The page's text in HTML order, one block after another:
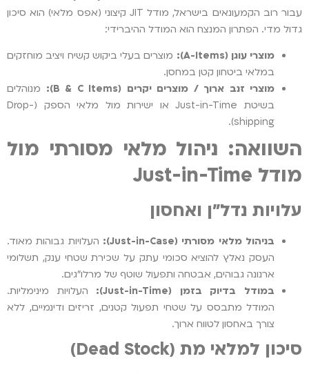
עבור רוב הקמעונאים בישראל, מודל JIT קיצוני (אפס מלאי) הוא סיכון
גדול מדי. הפתרון המנצח הוא המודל ההיברידי:
מוצרי עוגן (A-Items
): מוצרים בעלי ביקוש קשיח ויציב מוחזקים
במלאי ביטחון קטן במחסן.
מוצרי זנב ארוך / מוצרים יקרים (
B & C Items
): מנוהלים
בשיטת Just-in-Time או ישירות מול מלאי הספק (Drop-
shipping).
השוואה: ניהול מלאי מסורתי מול
מודל Just-in-Time
עלויות נדל"ן ואחסון
בניהול מלאי מסורתי (Just-in-Case
): העלויות גבוהות מאוד.
העסק נאלץ להוציא סכומי עתק על שכירת שטחי ענק, תשלומי
ארנונה גבוהים, אבטחה ותפעול שוטף של מרלו"גים.
במודל בדיוק בזמן (Just-in-Time
): העלויות מינימליות.
המודל מתבסס על שטחי תפעול קטנים, זריזים ודינמיים, ללא
צורך באחסון לטווח ארוך.
סיכון למלאי מת (Dead Stock
)